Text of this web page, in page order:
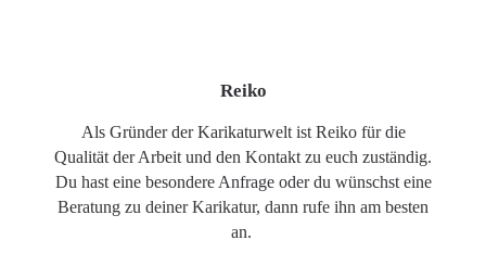
Reiko
Als Gründer der Karikaturwelt ist Reiko für die
Qualität der Arbeit und den Kontakt zu euch zuständig.
Du hast eine besondere Anfrage oder du wünschst eine
Beratung zu deiner Karikatur, dann rufe ihn am besten
an.